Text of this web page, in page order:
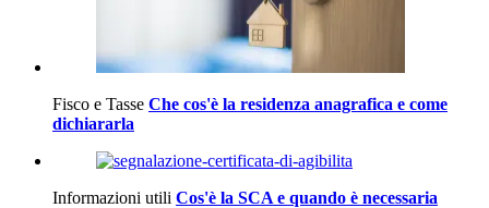
Fisco e Tasse Che cos'è la residenza anagrafica e come
dichiararla
Informazioni utili Cos'è la SCA e quando è necessaria